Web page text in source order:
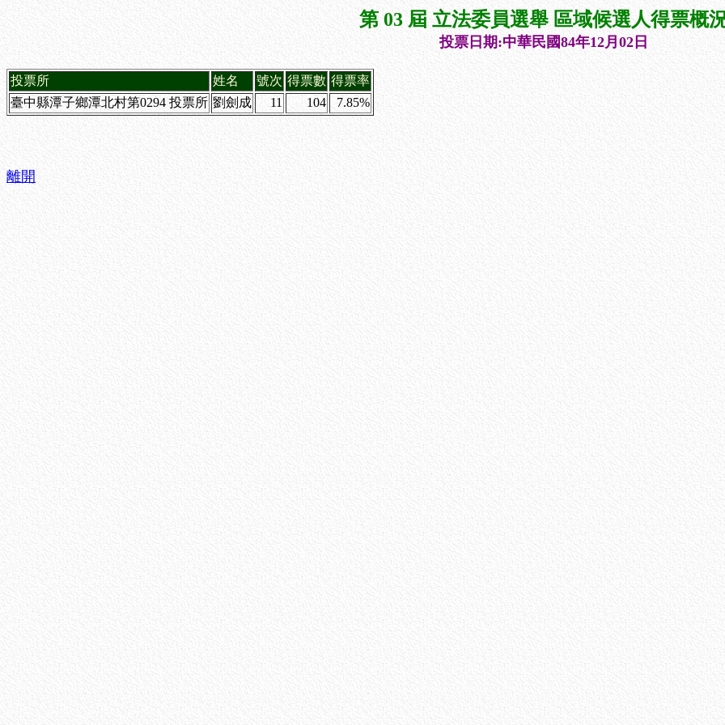
第 03 屆 立法委員選舉 區域候選人得票概
投票日期:中華民國84年12月02日
投票所 姓名 號次 得票數 得票率
臺中縣潭子鄉潭北村第0294 投票所 劉劍成 11 104 7.85%
離開